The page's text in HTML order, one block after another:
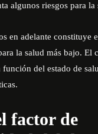
algunos riesgos para la
en adelante constituye
la salud más bajo. El
del estado de
factor de